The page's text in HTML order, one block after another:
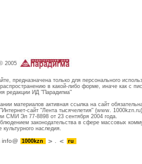
2005
предназначена только для персонального
в какой-либо форме, иначе как с
редакции ИД "Парадигма"
материалов активная ссылка на сайт
сайт "Лента тысячелетия" (www. 1000kzn.ru)
СМИ Эл 77-8898 от 23 сентября 2004 года.
законодательства в сфере массовых
культурного наследия.
info@ 1000kzn . ru